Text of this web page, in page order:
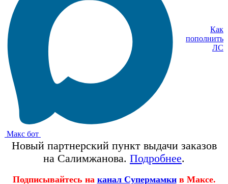
Макс бот
Как
пополнить
ЛС
Новый партнерский пункт выдачи заказов
на Салимжанова. Подробнее.
Подписывайтесь на канал Супермамки в Максе.